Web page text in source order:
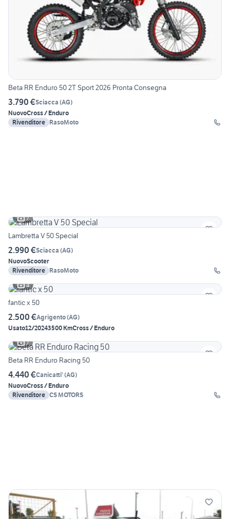
Beta RR Enduro 50 2T Sport 2026 Pronta Consegna
3.790 €Sciacca (AG)
NuovoCross / Enduro
Rivenditore RasoMoto
7
Lambretta V 50 Special
2.990 €Sciacca (AG)
NuovoScooter
Rivenditore RasoMoto
4
fantic x 50
2.500 €Agrigento(AG)
Usato12/20243500 KmCross / Enduro
7
Beta RR Enduro Racing 50
4.440 €Canicatti' (AG)
NuovoCross / Enduro
Rivenditore CS MOTORS